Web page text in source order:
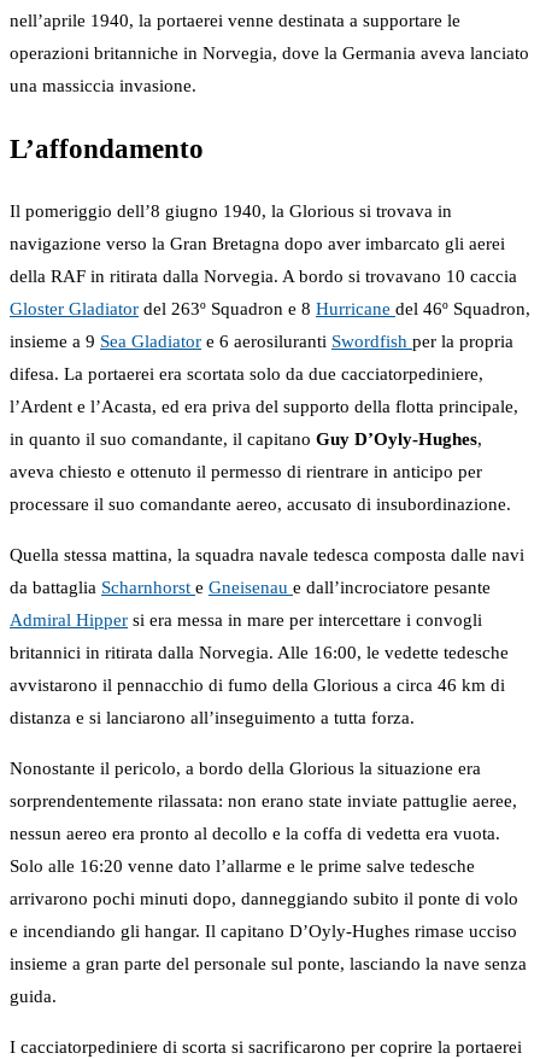
nell’aprile 1940, la portaerei venne destinata a supportare le
operazioni britanniche in Norvegia, dove la Germania aveva lanciato
una massiccia invasione.
L’affondamento
Il pomeriggio dell’8 giugno 1940, la Glorious si trovava in
navigazione verso la Gran Bretagna dopo aver imbarcato gli aerei
della RAF in ritirata dalla Norvegia. A bordo si trovavano 10 caccia
Gloster Gladiator del 263º Squadron e 8 Hurricane del 46º Squadron,
insieme a 9 Sea Gladiator e 6 aerosiluranti Swordfish per la propria
difesa. La portaerei era scortata solo da due cacciatorpediniere,
l’Ardent e l’Acasta, ed era priva del supporto della flotta principale,
in quanto il suo comandante, il capitano Guy D’Oyly-Hughes,
aveva chiesto e ottenuto il permesso di rientrare in anticipo per
processare il suo comandante aereo, accusato di insubordinazione.
Quella stessa mattina, la squadra navale tedesca composta dalle navi
da battaglia Scharnhorst e Gneisenau e dall’incrociatore pesante
Admiral Hipper si era messa in mare per intercettare i convogli
britannici in ritirata dalla Norvegia. Alle 16:00, le vedette tedesche
avvistarono il pennacchio di fumo della Glorious a circa 46 km di
distanza e si lanciarono all’inseguimento a tutta forza.
Nonostante il pericolo, a bordo della Glorious la situazione era
sorprendentemente rilassata: non erano state inviate pattuglie aeree,
nessun aereo era pronto al decollo e la coffa di vedetta era vuota.
Solo alle 16:20 venne dato l’allarme e le prime salve tedesche
arrivarono pochi minuti dopo, danneggiando subito il ponte di volo
e incendiando gli hangar. Il capitano D’Oyly-Hughes rimase ucciso
insieme a gran parte del personale sul ponte, lasciando la nave senza
guida.
I cacciatorpediniere di scorta si sacrificarono per coprire la portaerei